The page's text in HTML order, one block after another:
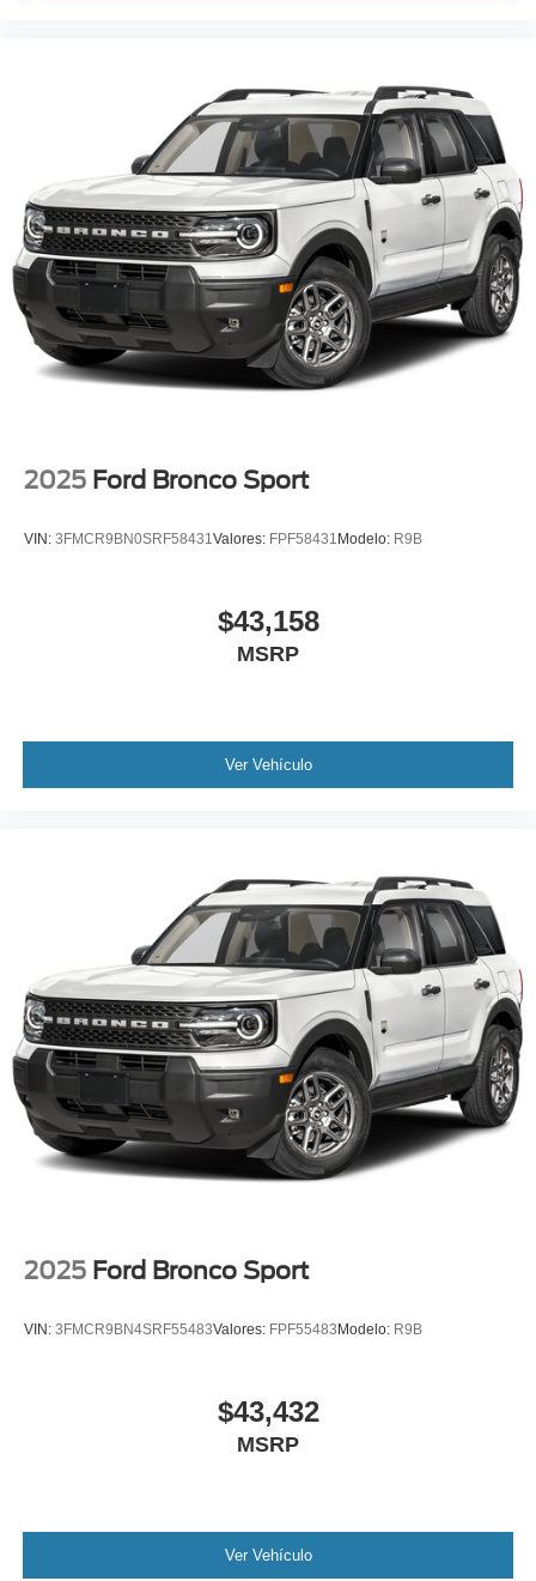
2025 Ford Bronco Sport
VIN: 3FMCR9BN0SRF58431Valores: FPF58431 Modelo: R9B
$43,158
MSRP
Ver Vehículo
2025 Ford Bronco Sport
VIN: 3FMCR9BN4SRF55483Valores: FPF55483Modelo: R9B
$43,432
MSRP
Ver Vehículo